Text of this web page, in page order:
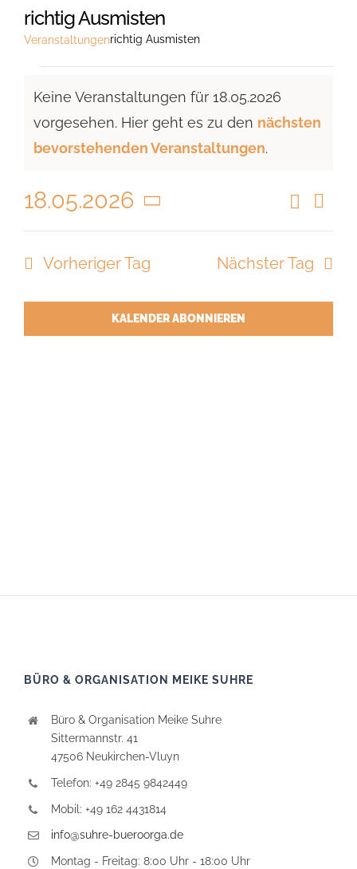
richtig Ausmisten
Veranstaltungenrichtig Ausmisten
für
18.05.2026
Hinweis
Keine Veranstaltungen für 18.05.2026
vorgesehen. Hier geht es zu den nächsten
bevorstehenden Veranstaltungen.
und
Suche
Tag
18.05.2026
Datum
wählen.
Vorheriger Tag Nächster Tag
KALENDER ABONNIEREN
BÜRO & ORGANISATION MEIKE SUHRE
Büro & Organisation Meike Suhre
Sittermannstr. 41
47506 Neukirchen-Vluyn
Telefon: +49 2845 9842449
Mobil: +49 162 4431814
info@suhre-bueroorga.de
Montag - Freitag: 8:00 Uhr - 18:00 Uhr